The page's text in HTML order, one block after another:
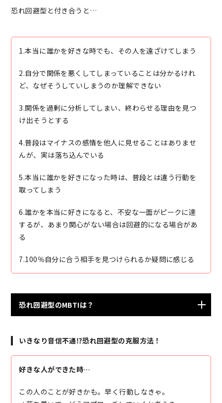
恐れ回避型と付き合うと…
1.本当に誰かを好きな時でも、その人を遠ざけてしまう
2.自分で関係を悪くしてしまっていることは分かるけれ
ど、なぜそうしていしまうのか理解できない
3.関係を過剰に分析してしまい、終わらせる理由を見つ
け出そうとする
4.普段はマイナスの感情を他人に見せることはありませ
んが、実は落ち込んでいる
5.本当に誰かを好きになった時は、普段とは違う行動を
取ってしまう
6.誰かを本当に好きになると、不安な一面がピークに達
するが、あまり関心がない場合は回避的になる場合があ
る
7.100％自分に合う相手を見つけられるか疑問に感じる
恐れ回避型のMBTIは？
ESTJ（幹部）
いきなり音信不通⁉恐れ回避型の克服方法！
好きな人ができた時…
この人のことが好きかも。早く行動しなきゃ。